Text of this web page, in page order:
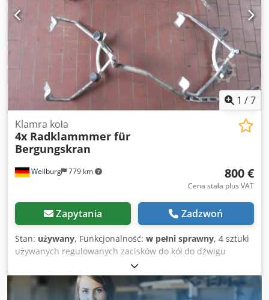
1 /7
Weilburg 779 km
Klamra koła
4x Radklammmer für
Bergungskran
800 €
Cena stała plus VAT
Zapytania Zadzwoń
Stan: używany, Funkcjonalność: w pełni sprawny, 4 sztuki
używanych regulowanych zacisków do kół do dźwigu
ratowniczego itd., w pełni sprawne. Wysyłka nie jest
możliwa. Prosimy nie wysyłać zapytań mailowych! W
przypadku pytań chętnie służymy pomocą telefonicznie.